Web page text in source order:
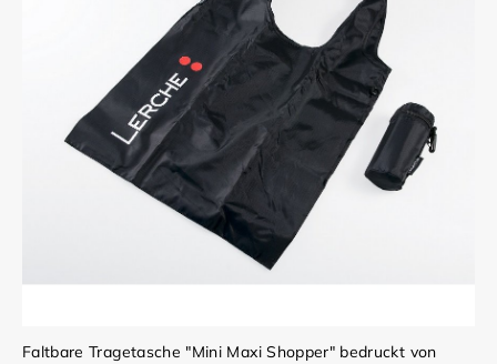
Faltbare Tragetasche "Mini Maxi Shopper" bedruckt von